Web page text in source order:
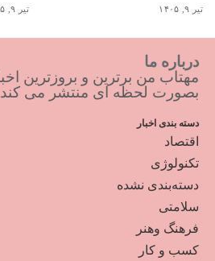
تیر ۹, ۱۴۰۵ تیر ۹, ۱۴۰۵
درباره ما
مهتاب من برترین و بروزترین
بصورت لحظه ای منتشر می کند
دسته بندی اخبار
اقتصاد
تکنولوژی
دسته‌بندی نشده
سلامتی
فرهنگ وهنر
کسب و کار